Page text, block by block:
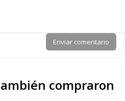
Enviar comentario
compraron